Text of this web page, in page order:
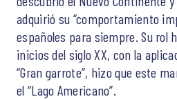
adquirió su “comportamiento
españoles para siempre. Su rol
inicios del siglo XX, con la
“Gran garrote”, hizo que este
el “Lago Americano”.